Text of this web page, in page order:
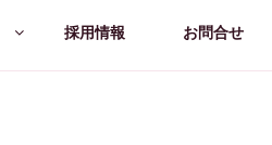
採用情報 お問合